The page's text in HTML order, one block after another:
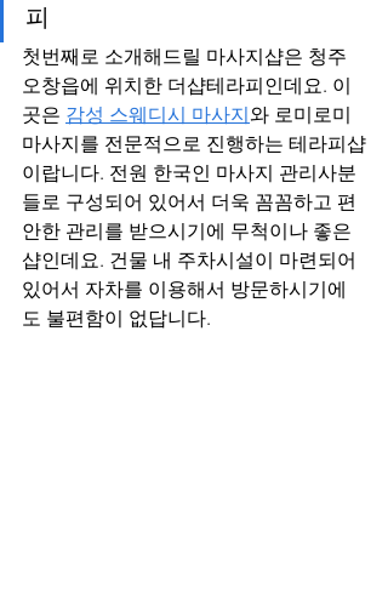
피
첫번째로 소개해드릴 마사지샵은 청주
오창읍에 위치한 더샵테라피인데요. 이
곳은 감성 스웨디시 마사지와 로미로미
마사지를 전문적으로 진행하는 테라피샵
이랍니다. 전원 한국인 마사지 관리사분
들로 구성되어 있어서 더욱 꼼꼼하고 편
안한 관리를 받으시기에 무척이나 좋은
샵인데요. 건물 내 주차시설이 마련되어
있어서 자차를 이용해서 방문하시기에
도 불편함이 없답니다.